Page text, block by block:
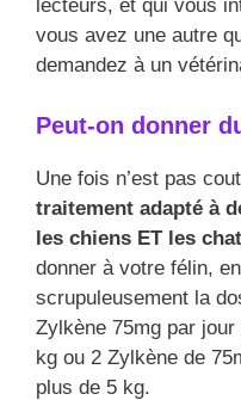
lecteurs, et qui vous
vous avez une autre
demandez à un
Peut-on donner
Une fois n’est pas
traitement adapté à
les chiens ET les
donner à votre félin,
scrupuleusement la
Zylkène 75mg par
kg ou 2 Zylkène de
plus de 5 kg.